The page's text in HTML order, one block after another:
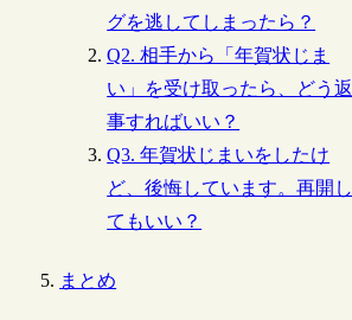
グを逃してしまったら？
Q2. 相手から「年賀状じま
い」を受け取ったら、どう返
事すればいい？
Q3. 年賀状じまいをしたけ
ど、後悔しています。再開し
てもいい？
まとめ